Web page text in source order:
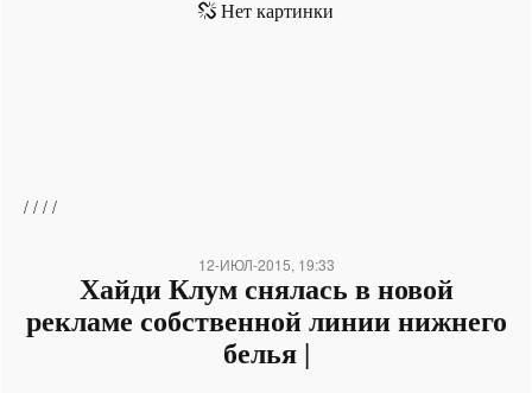
/ / / /
12-ИЮЛ-2015, 19:33
Хайди Клум снялась в новой
рекламе собственной линии нижнего
белья |